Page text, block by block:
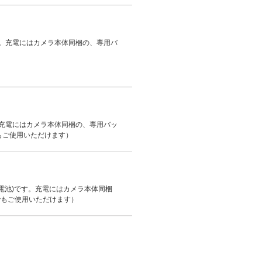
充電にはカメラ本体同梱の、専用バ
電にはカメラ本体同梱の、専用バッ
使用いただけます）
)です。充電にはカメラ本体同梱
ご使用いただけます）